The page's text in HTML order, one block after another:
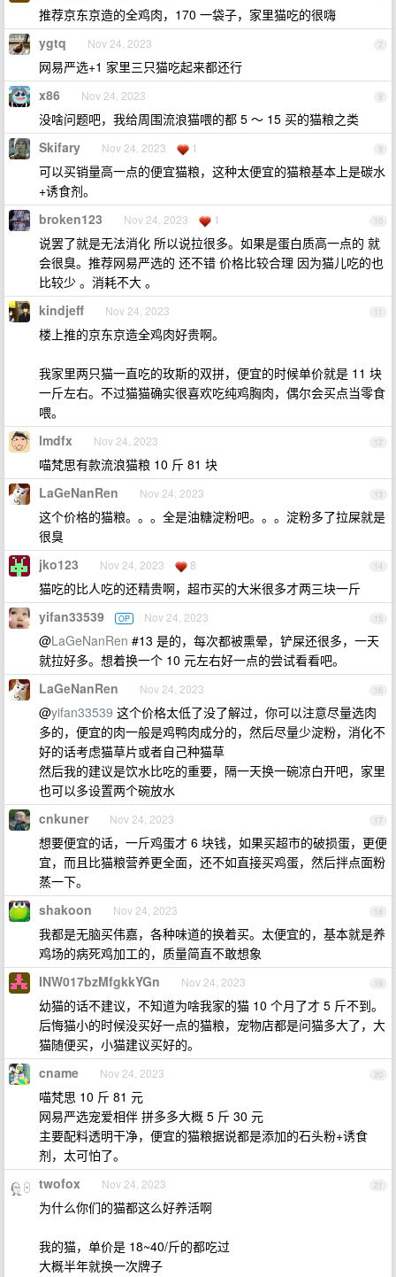
推荐京东京造的全鸡肉，170 一袋子，家里猫吃的很嗨
7
ygtq Nov 24, 2023
网易严选+1 家里三只猫吃起来都还行
8
x86 Nov 24, 2023
没啥问题吧，我给周围流浪猫喂的都 5 ～ 15 买的猫粮之类
9
Skifary Nov 24, 2023 1
可以买销量高一点的便宜猫粮，这种太便宜的猫粮基本上是碳水
+诱食剂。
10
broken123 Nov 24, 2023 1
说罢了就是无法消化 所以说拉很多。如果是蛋白质高一点的 就
会很臭。推荐网易严选的 还不错 价格比较合理 因为猫儿吃的也
比较少 。消耗不大 。
11
kindjeff Nov 24, 2023
楼上推的京东京造全鸡肉好贵啊。
我家里两只猫一直吃的玫斯的双拼，便宜的时候单价就是 11 块
一斤左右。不过猫猫确实很喜欢吃纯鸡胸肉，偶尔会买点当零食
喂。
12
lmdfx Nov 24, 2023
喵梵思有款流浪猫粮 10 斤 81 块
13
LaGeNanRen Nov 24, 2023
这个价格的猫粮。。。全是油糖淀粉吧。。。淀粉多了拉屎就是
很臭
14
jko123 Nov 24, 2023 8
猫吃的比人吃的还精贵啊，超市买的大米很多才两三块一斤
15
yifan33539 OP Nov 24, 2023
@LaGeNanRen #13 是的，每次都被熏晕，铲屎还很多，一天
就拉好多。想着换一个 10 元左右好一点的尝试看看吧。
16
LaGeNanRen Nov 24, 2023
@yifan33539 这个价格太低了没了解过，你可以注意尽量选肉
多的，便宜的肉一般是鸡鸭肉成分的，然后尽量少淀粉，消化不
好的话考虑猫草片或者自己种猫草
然后我的建议是饮水比吃的重要，隔一天换一碗凉白开吧，家里
也可以多设置两个碗放水
17
cnkuner Nov 24, 2023
想要便宜的话，一斤鸡蛋才 6 块钱，如果买超市的破损蛋，更便
宜，而且比猫粮营养更全面，还不如直接买鸡蛋，然后拌点面粉
蒸一下。
18
shakoon Nov 24, 2023
我都是无脑买伟嘉，各种味道的换着买。太便宜的，基本就是养
鸡场的病死鸡加工的，质量简直不敢想象
19
INW017bzMfgkkYGn Nov 24, 2023
幼猫的话不建议，不知道为啥我家的猫 10 个月了才 5 斤不到。
后悔猫小的时候没买好一点的猫粮，宠物店都是问猫多大了，大
猫随便买，小猫建议买好的。
20
cname Nov 24, 2023
喵梵思 10 斤 81 元
网易严选宠爱相伴 拼多多大概 5 斤 30 元
主要配料透明干净，便宜的猫粮据说都是添加的石头粉+诱食
剂，太可怕了。
21
twofox Nov 24, 2023
为什么你们的猫都这么好养活啊
我的猫，单价是 18~40/斤的都吃过
大概半年就换一次牌子